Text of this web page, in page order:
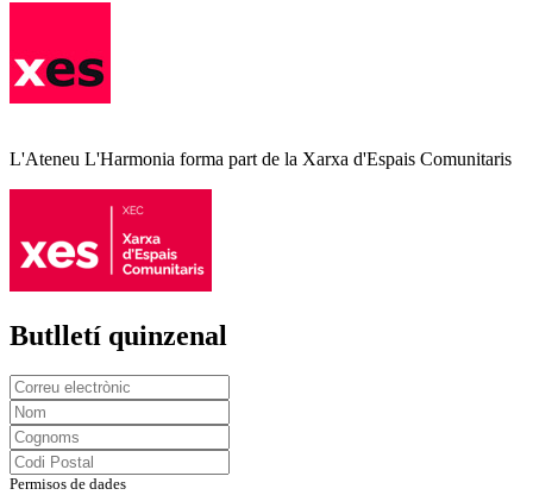
L'Ateneu L'Harmonia forma part de la Xarxa d'Espais Comunitaris
Butlletí quinzenal
Permisos de dades